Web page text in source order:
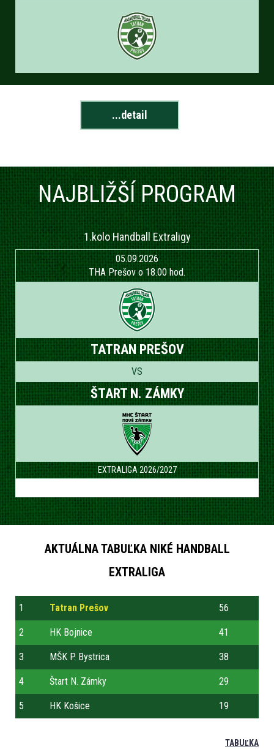
...detail
NAJBLIŽŠÍ PROGRAM
1.kolo Handball Extraligy
05.09.2026
THA Prešov o 18.00 hod.
TATRAN PREŠOV
VS
ŠTART N. ZÁMKY
EXTRALIGA 2026/2027
AKTUÁLNA TABUĽKA NIKÉ HANDBALL
EXTRALIGA
1 Tatran Prešov 56
2 HK Bojnice 41
3 MŠK P. Bystrica 38
4 Štart N. Zámky 29
5 HK Košice 19
TABUĽKA